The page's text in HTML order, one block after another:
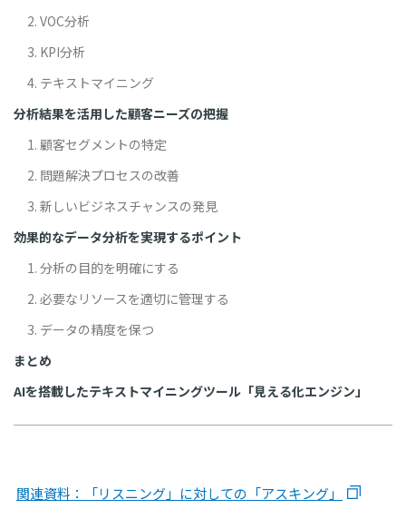
2. VOC分析
3. KPI分析
4. テキストマイニング
分析結果を活用した顧客ニーズの把握
1. 顧客セグメントの特定
2. 問題解決プロセスの改善
3. 新しいビジネスチャンスの発見
効果的なデータ分析を実現するポイント
1. 分析の目的を明確にする
2. 必要なリソースを適切に管理する
3. データの精度を保つ
まとめ
AIを搭載したテキストマイニングツール「見える化エンジン」
関連資料：「リスニング」に対しての「アスキング」